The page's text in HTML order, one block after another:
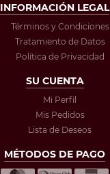
INFORMACIÓN LEGAL
Términos y Condiciones
Tratamiento de Datos
Política de Privacidad
SU CUENTA
Mi Perfil
Mis Pedidos
Lista de Deseos
MÉTODOS DE PAGO